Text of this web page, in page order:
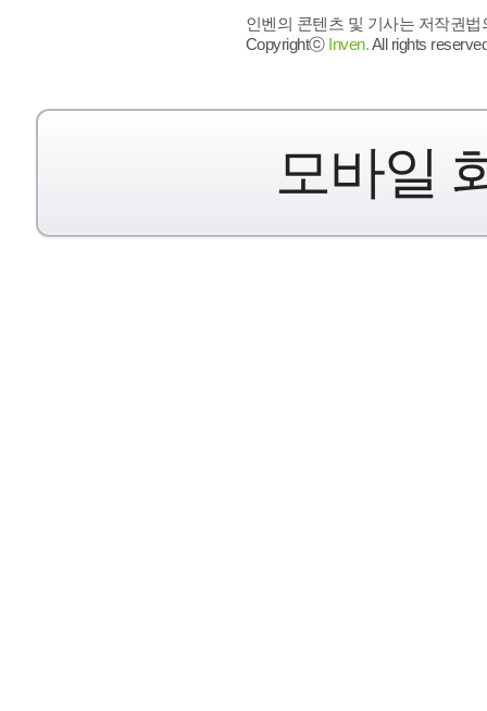
인벤의 콘텐츠 및 기사는 저작권
Copyrightⓒ Inven.All rights
모바일